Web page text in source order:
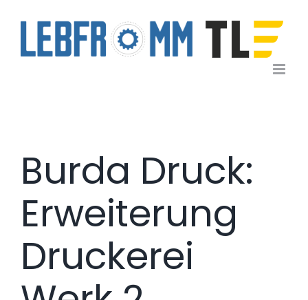
springen
Burda Druck:
Erweiterung
Druckerei